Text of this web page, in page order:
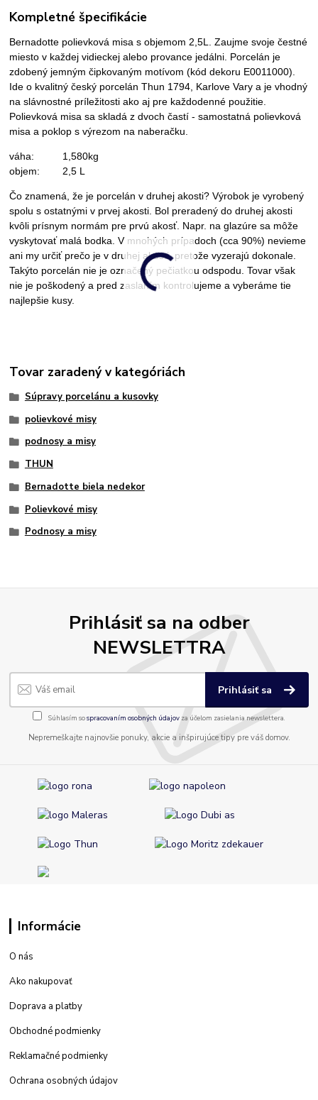
Kompletné špecifikácie
Bernadotte polievková misa s objemom 2,5L. Zaujme svoje čestné
miesto v každej vidieckej alebo provance jedálni. Porcelán je
zdobený jemným čipkovaným motívom (kód dekoru E0011000).
Ide o kvalitný český porcelán Thun 1794, Karlove Vary a je vhodný
na slávnostné príležitosti ako aj pre každodenné použitie.
Polievková misa sa skladá z dvoch častí - samostatná polievková
misa a poklop s výrezom na naberačku.
váha: 1,580kg
objem: 2,5 L
Čo znamená, že je porcelán v druhej akosti? Výrobok je vyrobený
spolu s ostatnými v prvej akosti. Bol preradený do druhej akosti
kvôli prísnym normám pre prvú akosť. Napr. na glazúre sa môže
vyskytovať malá bodka. V mnohých prípadoch (cca 90%) nevieme
ani my určiť prečo je v druhej akosti, pretože vyzerajú dokonale.
Takýto porcelán nie je označený pečiatkou odspodu. Tovar však
nie je poškodený a pred zaslaním kontrolujeme a vyberáme tie
najlepšie kusy.
Tovar zaradený v kategóriách
Súpravy porcelánu a kusovky
polievkové misy
podnosy a misy
THUN
Bernadotte biela nedekor
Polievkové misy
Podnosy a misy
Prihlásiť sa na odber
NEWSLETTRA
Prihlásiť sa
Súhlasím sospracovaním osobných údajov za účelom zasielania newslettera.
Nepremeškajte najnovšie ponuky, akcie a inšpirujúce tipy pre váš domov.
Informácie
O nás
Ako nakupovať
Doprava a platby
Obchodné podmienky
Reklamačné podmienky
Ochrana osobných údajov